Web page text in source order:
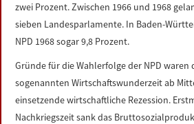
zwei Prozent. Zwischen 1966 und 1968
sieben Landesparlamente. In Baden-
NPD 1968 sogar 9,8 Prozent.
Gründe für die Wahlerfolge der NPD waren
sogenannten Wirtschaftswunderzeit ab
einsetzende wirtschaftliche Rezession.
Nachkriegszeit sank das